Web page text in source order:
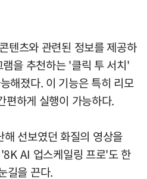
텐츠와 관련된 정보를 제공하
을 추천하는 '클릭 투 서치'
해졌다. 이 기능은 특히 리모
하게 실행이 가능하다.
선보였던 화질의 영상을
AI 업스케일링 프로'도 한
길을 끈다.